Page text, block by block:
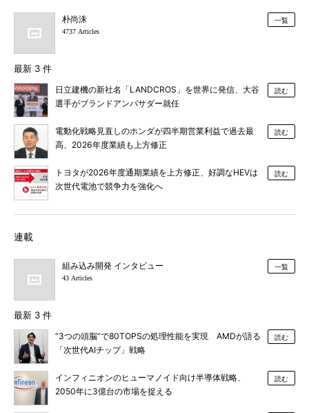
朴尚洙
4737 Articles
一覧
最新 3 件
日立建機の新社名「LANDCROS」を世界に発信、大谷
選手がブランドアンバサダー就任
読む
電動化戦略見直しのホンダが四半期営業利益で過去最
高、2026年度業績も上方修正
読む
トヨタが2026年度通期業績を上方修正、好調なHEVは
次世代電池で競争力を強化へ
読む
連載
組み込み開発 インタビュー
43 Articles
一覧
最新 3 件
“3つの頭脳”で80TOPSの処理性能を実現 AMDが語る
「次世代AIチップ」戦略
読む
インフィニオンのヒューマノイド向け半導体戦略、
2050年に3億台の市場を捉える
読む